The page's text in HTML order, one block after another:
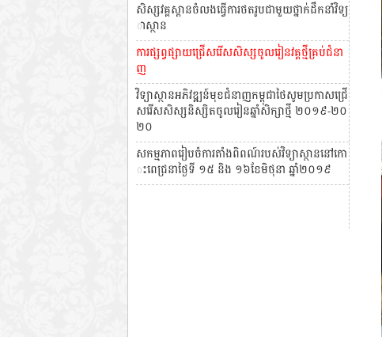
សិស្សវគ្គស្ពានចំលងធ្វើការថតរូបជាមួយថ្នាក់ដឹកនាំវិទ្យ
ាស្ថាន
ការផ្សព្វផ្សាយជ្រើសរើសសិស្សចូលរៀនវគ្គថ្មីគ្រប់ជំនា
ញ
វិទ្យាស្ថានអភិវឌ្ឍន៍មុខជំនាញកម្ពុជាថៃសូមប្រកាសជ្រើ
សរើសសិស្សនិស្សិតចូលរៀនឆ្នាំសិក្សាថ្មី ២០១៩-២០
២០
សកម្មភាពរៀបចំការតាំងពិពណ៍របស់វិទ្យាស្ថាននៅកោ
ះពេជ្រនាថ្ងៃទី ១៥ និង ១៦ខែមិថុនា ឆ្នាំ២០១៩